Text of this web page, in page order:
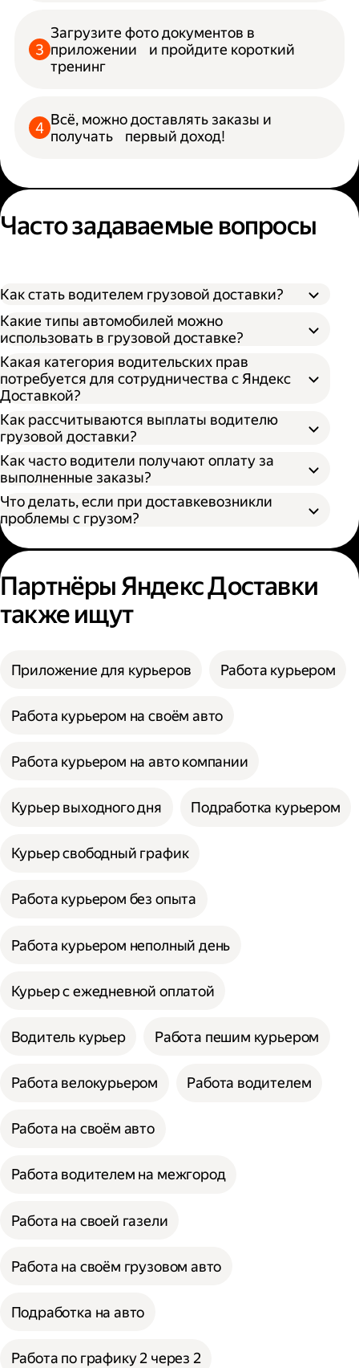
Загрузите фото документов в
приложении и пройдите короткий
тренинг
Всё, можно доставлять заказы и
получать первый доход!
Часто задаваемые вопросы
Как стать водителем грузовой доставки?
Какие типы автомобилей можно
использовать в грузовой доставке?
S — от 170 × 100 × 90 см
M — от 260 × 130 × 150 см
L — от 380 × 180 × 180 см
XL — от 400 × 190 × 200 см
Какая категория водительских прав
потребуется для сотрудничества с Яндекс
Доставкой?
Как рассчитываются выплаты водителю
грузовой доставки?
Как часто водители получают оплату за
выполненные заказы?
Что делать, если при доставкевозникли
проблемы с грузом?
Партнёры Яндекс Доставки
также ищут
Приложение для курьеров Работа курьером
Работа курьером на своём авто
Работа курьером на авто компании
Курьер выходного дня Подработка курьером
Курьер свободный график
Работа курьером без опыта
Работа курьером неполный день
Курьер с ежедневной оплатой
Водитель курьер Работа пешим курьером
Работа велокурьером Работа водителем
Работа на своём авто
Работа водителем на межгород
Работа на своей газели
Работа на своём грузовом авто
Подработка на авто
Работа по графику 2 через 2